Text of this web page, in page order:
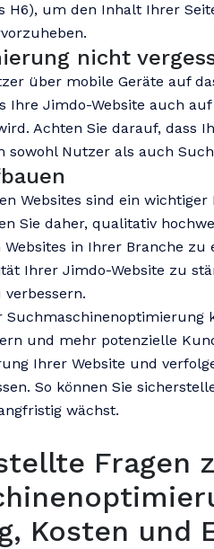
H6), um den Inhalt Ihrer
nicht
über mobile Geräte auf
Ihre Jimdo-Website auch
Achten Sie darauf, dass
sowohl Nutzer als auch
Websites sind ein
Sie daher, qualitativ
in Ihrer Branche zu
Ihrer Jimdo-Website zu
Suchmaschinenoptimierung
und mehr potenzielle
Ihrer Website und
So können Sie
wächst.
Fragen
Kosten und